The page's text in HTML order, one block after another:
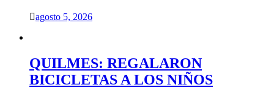
agosto 5, 2026
QUILMES: REGALARON
BICICLETAS A LOS NIÑOS